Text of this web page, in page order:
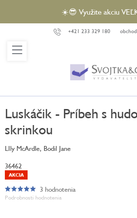
obsah
☀️😎 Využite akciu
+421 233 329 180
Luskáčik - Príbeh s
skrinkou
LIly McArdle, Bodil Jane
36462
Podrobnosti hodnotenia
AKCIA
Priemerné
hodnotenie
3 hodnotenia